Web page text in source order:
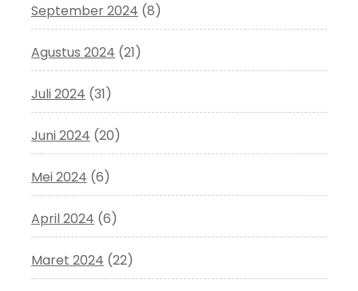
September 2024 (8)
Agustus 2024 (21)
Juli 2024 (31)
Juni 2024 (20)
Mei 2024 (6)
April 2024 (6)
Maret 2024 (22)